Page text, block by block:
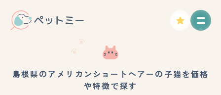
島根県のアメリカンショートヘアーの子猫を価格
や特徴で探す